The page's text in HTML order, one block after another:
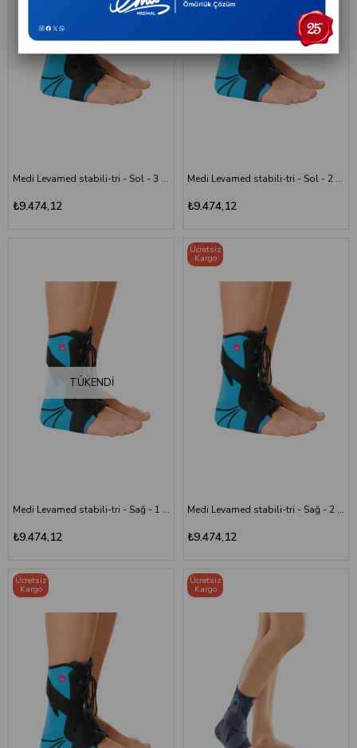
sırasında konforu artırmayı, bilek bölgesini desteklemeyi ve kullanıcıya
güvenli bir kullanım deneyimi sunmayı amaçlar.
Özellikle spor sırasında, fiziksel aktivitelerde, iyileşme dönemlerinde
veya destek ihtiyacı bulunan durumlarda tercih edilen ayak ve bilek
destekleri; farklı destek seviyeleriyle kullanıcı ihtiyaçlarına uygun
seçenekler sunar.
Ayak bileklikleri
Elastik ayak bilek destekleri
Spor amaçlı bilek destekleri
Ayarlanabilir ayak bilek destekleri
Rehabilitasyon amaçlı destek ürünleri
Farklı tasarım ve malzeme seçenekleri sayesinde kullanıcıların
ihtiyaçlarına uygun destek çözümleri sunulmaktadır.
Ayak ve Bilek Desteği Seçerken Nelere Dikkat
Edilmelidir?
Nefes alabilen kumaş özellikleri
Hareket özgürlüğünü destekleyen ergonomik tasarım
Kolay kullanım ve ayarlanabilir sabitleme özellikleri
İhtiyaca uygun seçilen ayak ve bilek destekleri, günlük aktivitelerde daha
rahat ve kontrollü bir kullanım deneyimi sağlamaya yardımcı olabilir.
Ayak ve Bilek Destekleri Kimler İçin Uygundur?
Ayak ve bilek destek ürünleri farklı kullanıcı grupları tarafından tercih
edilebilir:
Medi Levamed stabili-tri - Sol - 3 Numara
₺9.474,12
Medi Levamed stabili-tri - Sol - 2 Numara
₺9.474,12
TÜKENDI
Medi Levamed stabili-tri - Sağ - 1 Numara
₺9.474,12
Medi Levamed stabili-tri - Sağ - 2 Numara
₺9.474,12
Ücretsiz
Kargo
Ücretsiz
Kargo
Ücretsiz
Kargo